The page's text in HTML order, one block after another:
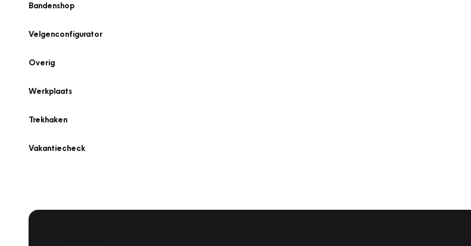
Bandenshop
Velgenconfigurator
Overig
Werkplaats
Trekhaken
Vakantiecheck